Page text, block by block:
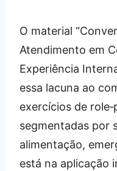
O material
Atendimento em
Experiência
essa lacuna ao
exercícios de
segmentadas por
alimentação,
está na aplicação